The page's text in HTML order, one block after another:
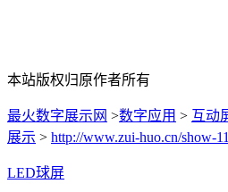
本站版权归原作者所有
最火数字展示网 >数字应用 > 互动
展示 > http://www.zui-huo.cn/show-
LED球屏